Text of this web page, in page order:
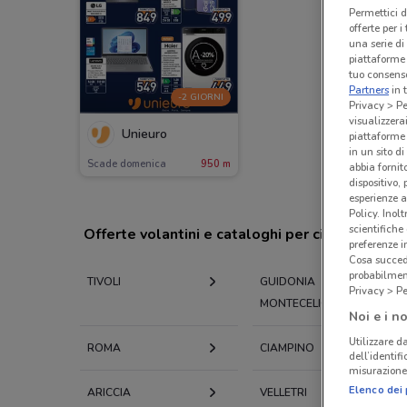
-2 GIORNI
Unieuro
Scade domenica 950 m
Offerte volantini e cataloghi per città nelle
TIVOLI
GUIDONIA
MONTECELIO
ROMA CIAMPINO
ARICCIA VELLETRI
Permettici
offerte per
una serie
piattaforme
tuo
Partnersin
Privacy >
piattaforme
in un sito
abbia
dispositivo,
esperienze
Policy.
scientifiche
preferenze
Cosa
Privacy >
Noi e i
Utilizzare
Elenco dei